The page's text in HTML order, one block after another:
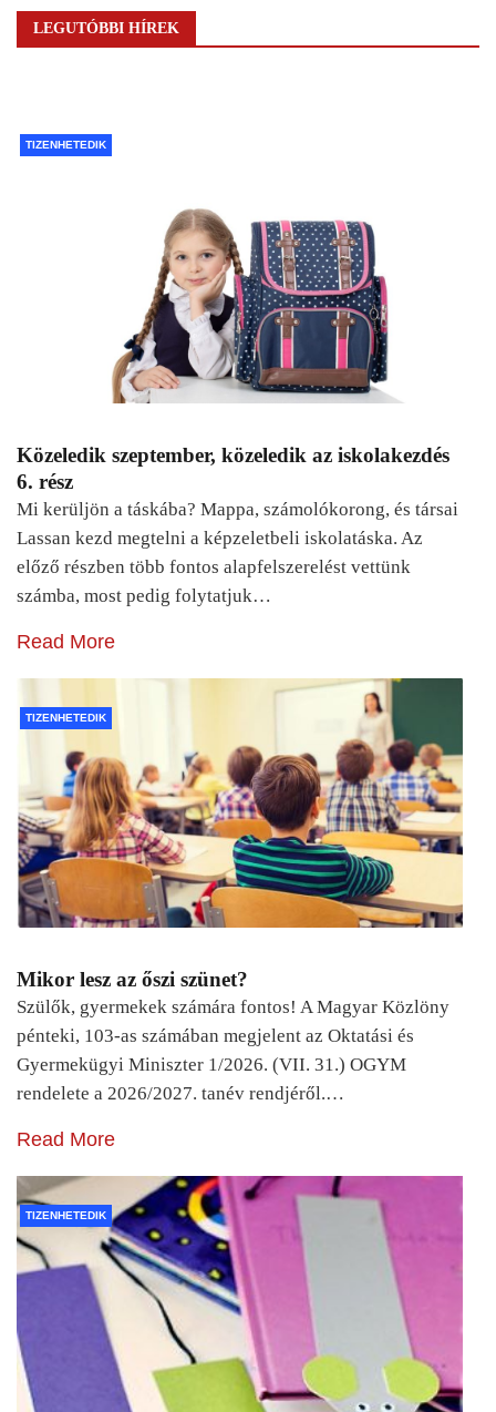
LEGUTÓBBI HÍREK
TIZENHETEDIK
Közeledik szeptember, közeledik az iskolakezdés
6. rész
Mi kerüljön a táskába? Mappa, számolókorong, és társai
Lassan kezd megtelni a képzeletbeli iskolatáska. Az
előző részben több fontos alapfelszerelést vettünk
számba, most pedig folytatjuk…
Read More
TIZENHETEDIK
Mikor lesz az őszi szünet?
Szülők, gyermekek számára fontos! A Magyar Közlöny
pénteki, 103-as számában megjelent az Oktatási és
Gyermekügyi Miniszter 1/2026. (VII. 31.) OGYM
rendelete a 2026/2027. tanév rendjéről.…
Read More
TIZENHETEDIK